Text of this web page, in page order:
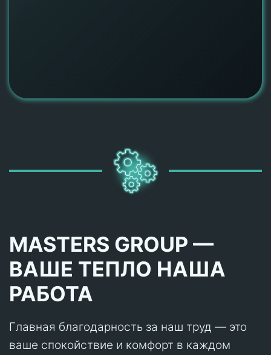
MASTERS GROUP —
ВАШЕ ТЕПЛО НАША
РАБОТА
Главная благодарность за наш труд — это
ваше спокойствие и комфорт в каждом